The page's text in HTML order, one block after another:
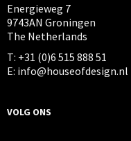
Energieweg 7
9743AN Groningen
The Netherlands
T: +31 (0)6 515 888 51
E: info@houseofdesign.nl
VOLG ONS